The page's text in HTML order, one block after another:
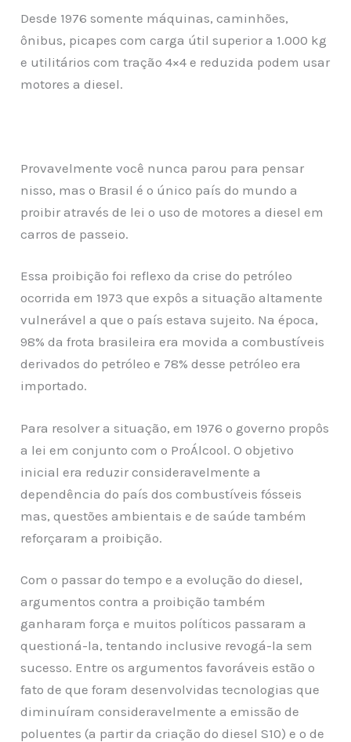
Desde 1976 somente máquinas, caminhões,
ônibus, picapes com carga útil superior a 1.000 kg
e utilitários com tração 4×4 e reduzida podem usar
motores a diesel.
Provavelmente você nunca parou para pensar
nisso, mas o Brasil é o único país do mundo a
proibir através de lei o uso de motores a diesel em
carros de passeio.
Essa proibição foi reflexo da crise do petróleo
ocorrida em 1973 que expôs a situação altamente
vulnerável a que o país estava sujeito. Na época,
98% da frota brasileira era movida a combustíveis
derivados do petróleo e 78% desse petróleo era
importado.
Para resolver a situação, em 1976 o governo propôs
a lei em conjunto com o ProÁlcool. O objetivo
inicial era reduzir consideravelmente a
dependência do país dos combustíveis fósseis
mas, questões ambientais e de saúde também
reforçaram a proibição.
Com o passar do tempo e a evolução do diesel,
argumentos contra a proibição também
ganharam força e muitos políticos passaram a
questioná-la, tentando inclusive revogá-la sem
sucesso. Entre os argumentos favoráveis estão o
fato de que foram desenvolvidas tecnologias que
diminuíram consideravelmente a emissão de
poluentes (a partir da criação do diesel S10) e o de